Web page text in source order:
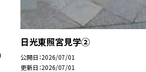
日光東照宮見学②
公開日 2026/07/01
更新日 2026/07/01